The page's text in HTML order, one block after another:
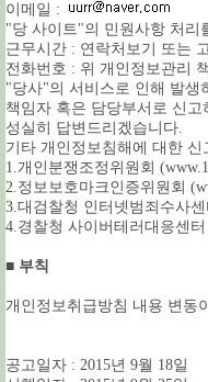
이메일 :
"당 사이트"의 민원사항 처리
근무시간 : 연락처보기 또는
전화번호 : 위 개인정보관리
"당사"의 서비스로 인해 발생
책임자 혹은 담당부서로 신
성실히 답변드리겠습니다.
기타 개인정보침해에 대한
1.개인분쟁조정위원회
2.정보보호마크인증위원회
3.대검찰청 인터넷범죄수사센
4.경찰청 사이버테러대응센터
■ 부칙
개인정보취급방침 내용 변동
공고일자 : 2015년 9월 18일